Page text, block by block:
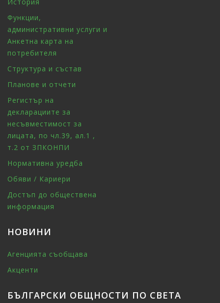
Функции,
административни услуги и
Анкетна карта на
потребителя
Структура и състав
Планове и отчети
Регистър на
декларациите за
несъвместимост за
лицата, по чл.39, ал.1 ,
т.2 от ЗПКОНПИ
Нормативна уредба
Обяви / Кариери
Достъп до обществена
информация
НОВИНИ
Агенцията съобщава
Акценти
БЪЛГАРСКИ ОБЩНОСТИ ПО СВЕТА